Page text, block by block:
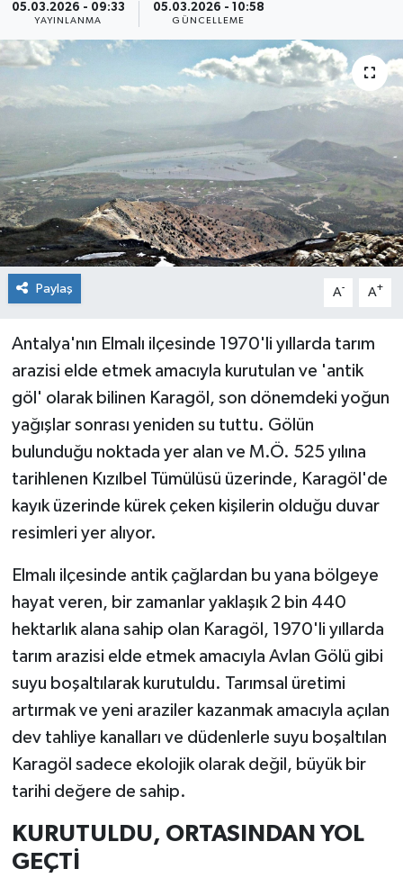
05.03.2026 - 09:33
YAYINLANMA
05.03.2026 - 10:58
GÜNCELLEME
Paylaş A- A+
Antalya'nın Elmalı ilçesinde 1970'li yıllarda tarım
arazisi elde etmek amacıyla kurutulan ve 'antik
göl' olarak bilinen Karagöl, son dönemdeki yoğun
yağışlar sonrası yeniden su tuttu. Gölün
bulunduğu noktada yer alan ve M.Ö. 525 yılına
tarihlenen Kızılbel Tümülüsü üzerinde, Karagöl'de
kayık üzerinde kürek çeken kişilerin olduğu duvar
resimleri yer alıyor.
Elmalı ilçesinde antik çağlardan bu yana bölgeye
hayat veren, bir zamanlar yaklaşık 2 bin 440
hektarlık alana sahip olan Karagöl, 1970'li yıllarda
tarım arazisi elde etmek amacıyla Avlan Gölü gibi
suyu boşaltılarak kurutuldu. Tarımsal üretimi
artırmak ve yeni araziler kazanmak amacıyla açılan
dev tahliye kanalları ve düdenlerle suyu boşaltılan
Karagöl sadece ekolojik olarak değil, büyük bir
tarihi değere de sahip.
KURUTULDU, ORTASINDAN YOL
GEÇTİ
Kültür Sanat
Magazin
Medya
Politika
Sağlık
Spor
Turizm
Yaşam